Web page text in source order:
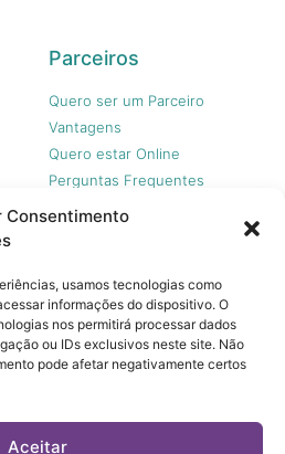
Consentimento
usamos tecnologias como
informações do dispositivo. O
nos permitirá processar dados
ou IDs exclusivos neste site. Não
pode afetar negativamente certos
Aceitar
Parceiros
Quero ser um Parceiro
Vantagens
Quero estar Online
Perguntas Frequentes
e de custos assistenciais à